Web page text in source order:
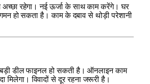
रहेगा। नई ऊर्जा के साथ काम करेंगे। घर
हो सकता है। काम के दबाव से थोड़ी परेशानी
डील फाइनल हो सकती है। ऑनलाइन काम
मिलेगा। विवादों से दूर रहना जरूरी है।